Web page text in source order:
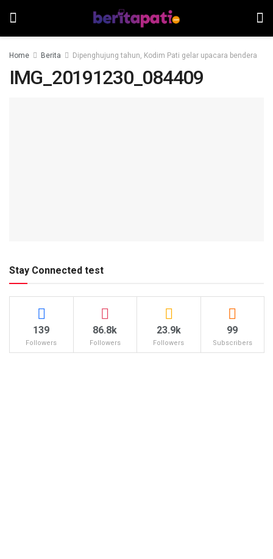
Home Berita Dipenghujung tahun, Kodim Pati gelar upacara bendera
IMG_20191230_084409
Stay Connected test
139
Followers
86.8k
Followers
23.9k
Followers
99
Subscribers